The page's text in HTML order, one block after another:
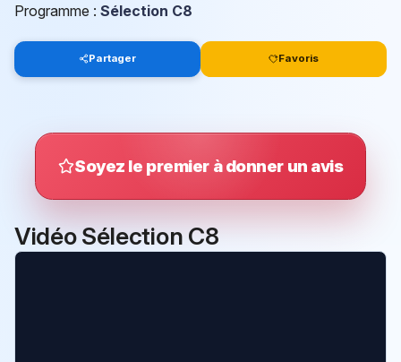
Programme : Sélection C8
Partager Favoris
Soyez le premier à donner un avis
Vidéo Sélection C8